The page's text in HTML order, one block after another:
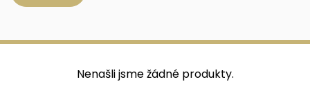
Nenašli jsme žádné produkty.